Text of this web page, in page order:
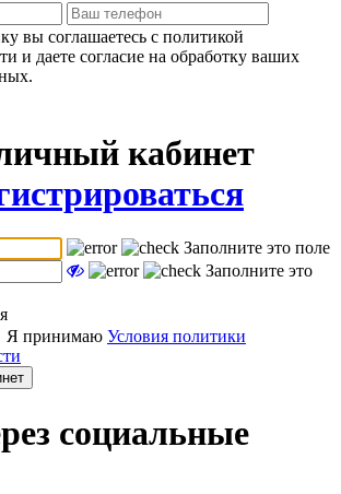
вы соглашаетесь с политикой
и даете согласие на обработку ваших
кабинет
Заполните это поле
Заполните это
Я принимаю Условия политики
социальные